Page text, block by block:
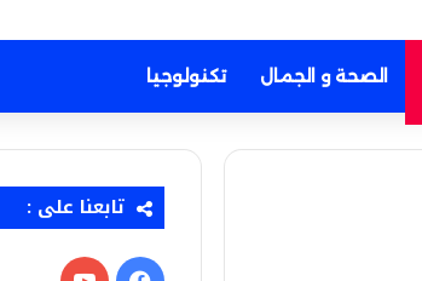
الصحة و الجمال تكنولوجيا
تابعنا على :